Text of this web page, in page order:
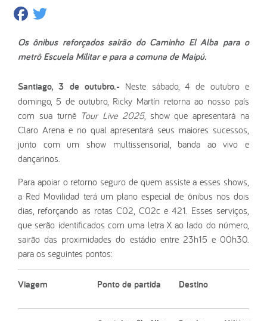
Facebook
Os ônibus reforçados sairão do Caminho El Alba para o
metrô Escuela Militar e para a comuna de Maipú.
Santiago, 3 de outubro.- Neste sábado, 4 de outubro e
domingo, 5 de outubro, Ricky Martín retorna ao nosso país
com sua turnê Tour Live 2025, show que apresentará na
Claro Arena e no qual apresentará seus maiores sucessos,
junto com um show multissensorial, banda ao vivo e
dançarinos.
Para apoiar o retorno seguro de quem assiste a esses shows,
a Red Movilidad terá um plano especial de ônibus nos dois
dias, reforçando as rotas C02, C02c e 421. Esses serviços,
que serão identificados com uma letra X ao lado do número,
sairão das proximidades do estádio entre 23h15 e 00h30.
para os seguintes pontos:
Viagem Ponto de partida Destino